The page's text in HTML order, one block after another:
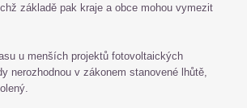
základě pak kraje a obce mohou vymezit
u menších projektů fotovoltaických
nerozhodnou v zákonem stanovené lhůtě,